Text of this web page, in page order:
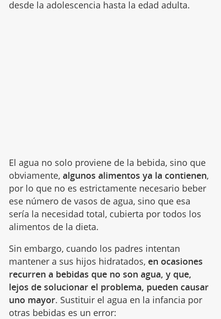
desde la adolescencia hasta la edad adulta.
El agua no solo proviene de la bebida, sino que
obviamente, algunos alimentos ya la contienen,
por lo que no es estrictamente necesario beber
ese número de vasos de agua, sino que esa
sería la necesidad total, cubierta por todos los
alimentos de la dieta.
Sin embargo, cuando los padres intentan
mantener a sus hijos hidratados, en ocasiones
recurren a bebidas que no son agua, y que,
lejos de solucionar el problema, pueden causar
uno mayor. Sustituir el agua en la infancia por
otras bebidas es un error: